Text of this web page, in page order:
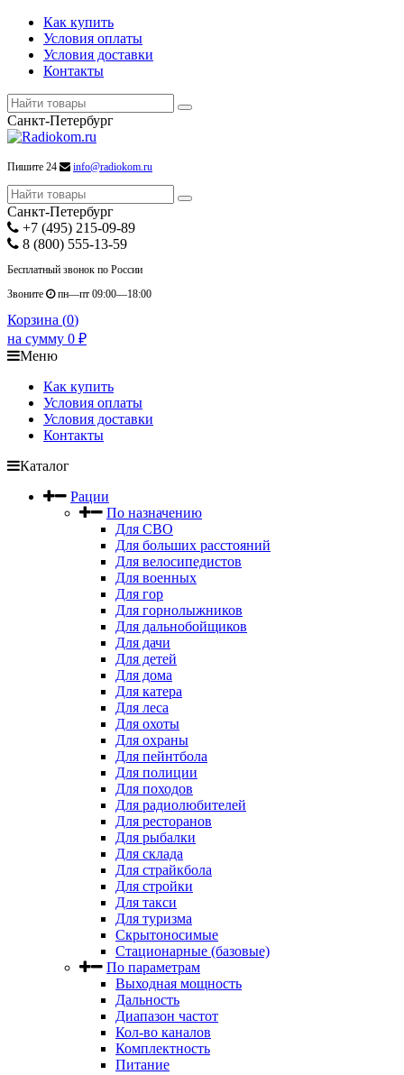
Как купить
Условия оплаты
Условия доставки
Контакты
Санкт-Петербург
Пишите 24 info@radiokom.ru
Санкт-Петербург
+7 (495) 215-09-89
8 (800) 555-13-59
Бесплатный звонок по России
Звоните
пн—пт 09:00—18:00
Корзина (0)
на сумму 0 ₽
Меню
Как купить
Условия оплаты
Условия доставки
Контакты
Каталог
Рации
По назначению
Для СВО
Для больших расстояний
Для велосипедистов
Для военных
Для гор
Для горнолыжников
Для дальнобойщиков
Для дачи
Для детей
Для дома
Для катера
Для леса
Для охоты
Для охраны
Для пейнтбола
Для полиции
Для походов
Для радиолюбителей
Для ресторанов
Для рыбалки
Для склада
Для страйкбола
Для стройки
Для такси
Для туризма
Скрытоносимые
Стационарные (базовые)
По параметрам
Выходная мощность
Дальность
Диапазон частот
Кол-во каналов
Комплектность
Питание